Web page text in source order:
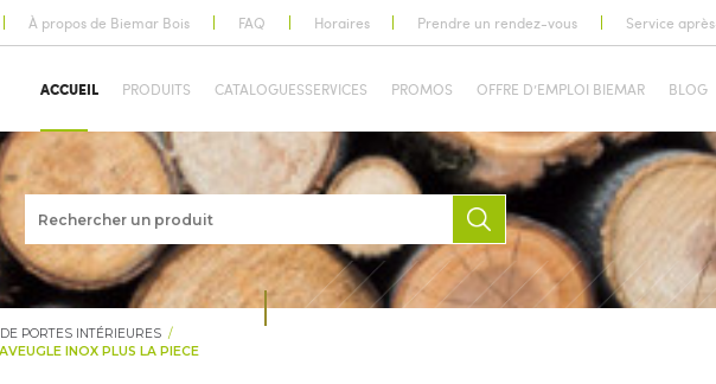
À propos de Biemar Bois FAQ Horaires Prendre un rendez-vous Service
ACCUEIL PRODUITS CATALOGUESSERVICES PROMOS OFFRE D’EMPLOI BIEMAR BLOG
PORTES INTÉRIEURES
INOX PLUS LA PIECE